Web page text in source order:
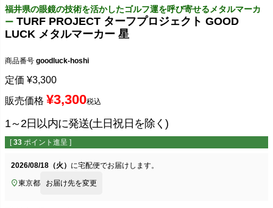
福井県の眼鏡の技術を活かしたゴルフ運を呼び寄せるメタルマーカ
ー TURF PROJECT ターフプロジェクト GOOD
LUCK メタルマーカー 星
商品番号 goodluck-hoshi
定価 ¥3,300
販売価格 ¥3,300税込
1～2日以内に発送(土日祝日を除く)
[ 33 ポイント進呈 ]
2026/08/18（火） に宅配便でお届けします。
東京都 お届け先を変更